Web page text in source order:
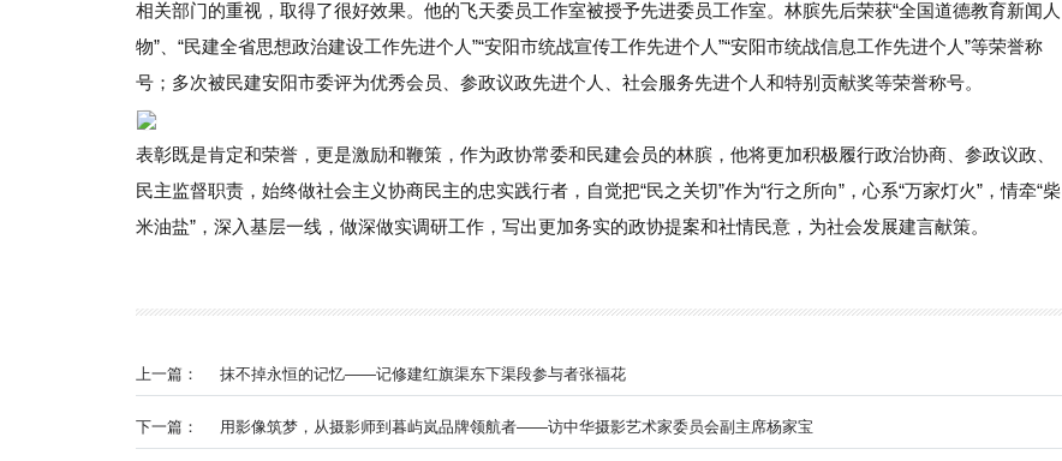
相关部门的重视，取得了很好效果。他的飞天委员工作室被授予先进委员工作室。林膑先后荣获“全国道德教育新闻人
物”、“民建全省思想政治建设工作先进个人”“安阳市统战宣传工作先进个人”“安阳市统战信息工作先进个人”等荣誉称
号；多次被民建安阳市委评为优秀会员、参政议政先进个人、社会服务先进个人和特别贡献奖等荣誉称号。
表彰既是肯定和荣誉，更是激励和鞭策，作为政协常委和民建会员的林膑，他将更加积极履行政治协商、参政议政、
民主监督职责，始终做社会主义协商民主的忠实践行者，自觉把“民之关切”作为“行之所向”，心系“万家灯火”，情牵“柴
米油盐”，深入基层一线，做深做实调研工作，写出更加务实的政协提案和社情民意，为社会发展建言献策。
上一篇： 抹不掉永恒的记忆——记修建红旗渠东下渠段参与者张福花
下一篇： 用影像筑梦，从摄影师到暮屿岚品牌领航者——访中华摄影艺术家委员会副主席杨家宝